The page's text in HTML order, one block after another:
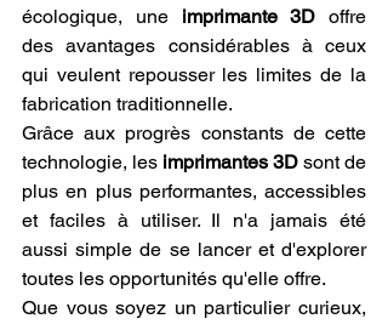
écologique, une imprimante 3D offre
des avantages considérables à ceux
qui veulent repousser les limites de la
fabrication traditionnelle.
Grâce aux progrès constants de cette
technologie, les imprimantes 3D sont de
plus en plus performantes, accessibles
et faciles à utiliser. Il n'a jamais été
aussi simple de se lancer et d'explorer
toutes les opportunités qu'elle offre.
Que vous soyez un particulier curieux,